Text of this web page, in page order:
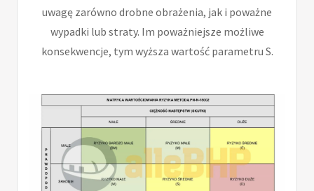
uwagę zarówno drobne obrażenia, jak i poważne
wypadki lub straty. Im poważniejsze możliwe
konsekwencje, tym wyższa wartość parametru S.